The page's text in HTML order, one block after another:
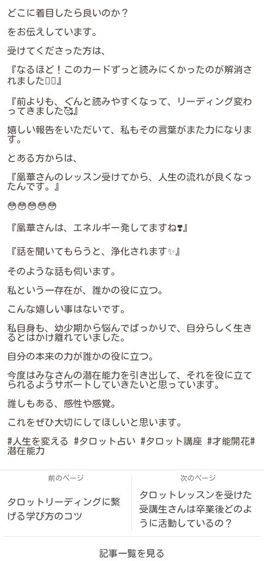
どこに着目したら良いのか？
をお伝えしています。
受けてくださった方は、
『なるほど！このカードずっと読みにくかったのが解消さ
れました🙋‍♀️』
『前よりも、ぐんと読みやすくなって、リーディング変わ
ってきました🥰』
嬉しい報告をいただいて、私もその言葉がまた力になりま
す。
とある方からは、
『凰華さんのレッスン受けてから、人生の流れが良くなっ
たんです。』
😳😳😳😳😳
『凰華さんは、エネルギー発してますね❣️』
『話を聞いてもらうと、浄化されます✨』
そのような話も伺います。
私という一存在が、誰かの役に立つ。
こんな嬉しい事はないです。
私自身も、幼少期から悩んでばっかりで、自分らしく生き
るとはかけ離れていました。
自分の本来の力が誰かの役に立つ。
今度はみなさんの潜在能力を引き出して、それを役に立て
られるようサポートしていきたいと思っています。
誰しもある、感性や感覚。
これをぜひ大切にしてほしいと思います。
#人生を変える #タロット占い #タロット講座 #才能開花#
潜在能力
前のページ
タロットリーディングに繋
げる学び方のコツ
次のページ
タロットレッスンを受けた
受講生さんは卒業後どのよ
うに活動しているの？
記事一覧を見る